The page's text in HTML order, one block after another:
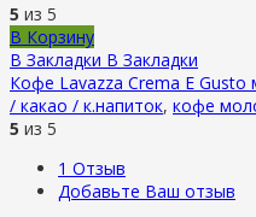
5 из 5
В Корзину
В Закладки В Закладки
Кофе Lavazza Crema E Gusto
/ какао / к.напиток, кофе
5 из 5
1 Отзыв
Добавьте Ваш отзыв